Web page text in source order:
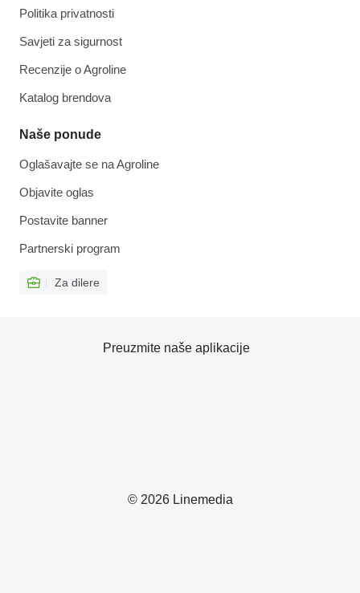
Politika privatnosti
Savjeti za sigurnost
Recenzije o Agroline
Katalog brendova
Naše ponude
Oglašavajte se na Agroline
Objavite oglas
Postavite banner
Partnerski program
Za dilere
© 2026 Linemedia
Preuzmite naše aplikacije